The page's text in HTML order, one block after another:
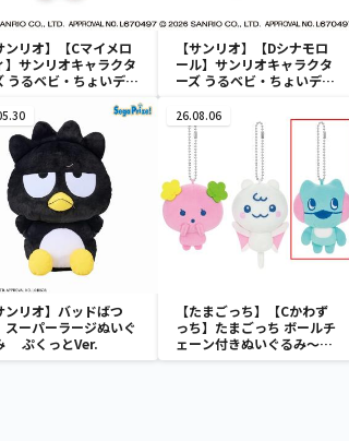
ンリオ】【Cマイメロ
】サンリオキャラクタ
うるベビ・ちょいデカ
【サンリオ】【Dシナモロ
ール】サンリオキャラクタ
ーズ うるベビ・ちょいデカ
ンリオ】バッドばつ
ーパーラージぬいぐ
ぷくっとVer.
26.08.06
【たまごっち】【Cかわず
っち】たまごっち ボールチ
ェーン付きぬいぐるみ～
Tamagotchi Paradise～